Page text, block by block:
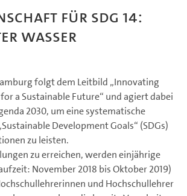
für SDG 14:
Wasser
folgt dem Leitbild „Innovating
a Sustainable Future“ und agiert dabei
2030, um eine systematische
Development Goals“ (SDGs)
zu leisten.
zu erreichen, werden einjährige
November 2018 bis Oktober 2019)
und Hochschullehrer